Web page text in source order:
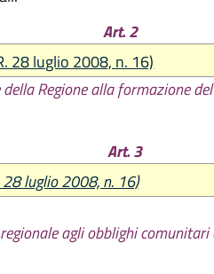
Art. 2
28 luglio 2008, n. 16)
Regione alla formazione
Art. 3
28 luglio 2008, n. 16)
agli obblighi